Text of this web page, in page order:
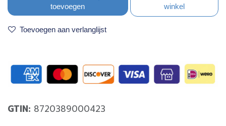
toevoegen
winkel
Toevoegen aan verlanglijst
GTIN: 8720389000423